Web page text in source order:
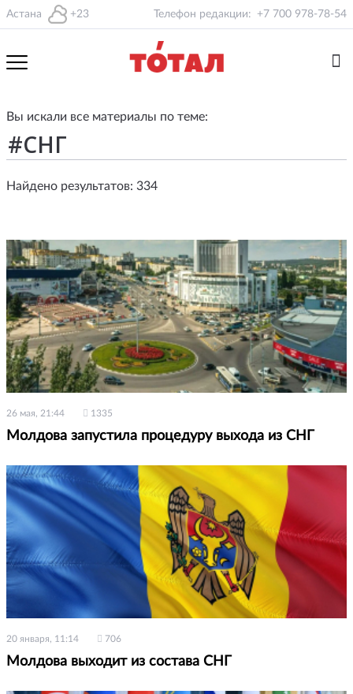
Астана +23 Телефон редакции: +7 700 978-78-54
Вы искали все материалы по теме:
Найдено результатов: 334
26 мая, 21:44 1335
Молдова запустила процедуру выхода из СНГ
20 января, 11:14 706
Молдова выходит из состава СНГ